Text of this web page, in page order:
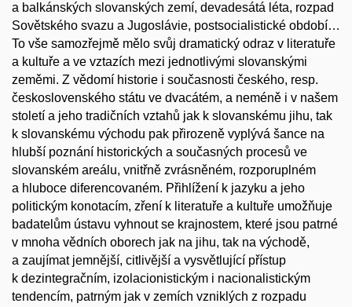
a balkánských slovanských zemí, devadesátá léta, rozpad
Sovětského svazu a Jugoslávie, postsocialistické období…
To vše samozřejmě mělo svůj dramatický odraz v literatuře
a kultuře a ve vztazích mezi jednotlivými slovanskými
zeměmi. Z vědomí historie i současnosti českého, resp.
československého státu ve dvacátém, a neméně i v našem
století a jeho tradičních vztahů jak k slovanskému jihu, tak
k slovanskému východu pak přirozeně vyplývá šance na
hlubší poznání historických a současných procesů ve
slovanském areálu, vnitřně zvrásněném, rozporuplném
a hluboce diferencovaném. Přihlížení k jazyku a jeho
politickým konotacím, zření k literatuře a kultuře umožňuje
badatelům ústavu vyhnout se krajnostem, které jsou patrné
v mnoha vědních oborech jak na jihu, tak na východě,
a zaujímat jemnější, citlivější a vysvětlující přístup
k dezintegračním, izolacionistickým i nacionalistickým
tendencím, patrným jak v zemích vzniklých z rozpadu